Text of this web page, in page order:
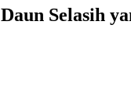
Selasih